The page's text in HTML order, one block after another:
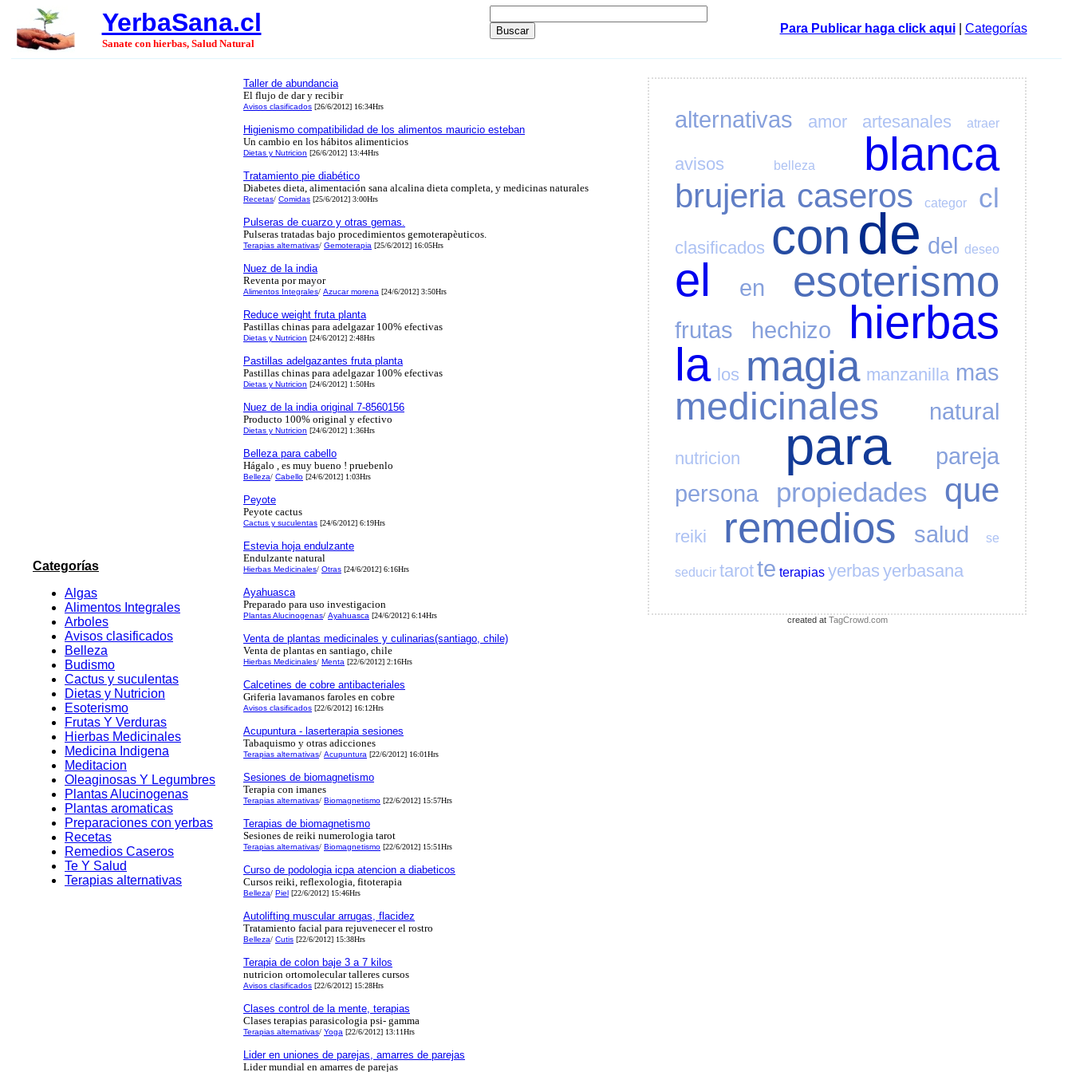
YerbaSana.cl
Sanate con hierbas, Salud Natural
Para Publicar haga click aqui| Categorías
Categorías
Algas
Alimentos Integrales
Arboles
Avisos clasificados
Belleza
Budismo
Cactus y suculentas
Dietas y Nutricion
Esoterismo
Frutas Y Verduras
Hierbas Medicinales
Medicina Indigena
Meditacion
Oleaginosas Y Legumbres
Plantas Alucinogenas
Plantas aromaticas
Preparaciones con yerbas
Recetas
Remedios Caseros
Te Y Salud
Terapias alternativas
Taller de abundancia
El flujo de dar y recibir
Avisos clasificados [26/6/2012] 16:34Hrs
Higienismo compatibilidad de los alimentos mauricio esteban
Un cambio en los hábitos alimenticios
Dietas y Nutricion [26/6/2012] 13:44Hrs
Tratamiento pie diabético
Diabetes dieta, alimentación sana alcalina dieta completa, y medicinas naturales
Recetas/ Comidas [25/6/2012] 3:00Hrs
Pulseras de cuarzo y otras gemas.
Pulseras tratadas bajo procedimientos gemoterapèuticos.
Terapias alternativas/ Gemoterapia [25/6/2012] 16:05Hrs
Nuez de la india
Reventa por mayor
Alimentos Integrales/ Azucar morena [24/6/2012] 3:50Hrs
Reduce weight fruta planta
Pastillas chinas para adelgazar 100% efectivas
Dietas y Nutricion [24/6/2012] 2:48Hrs
Pastillas adelgazantes fruta planta
Pastillas chinas para adelgazar 100% efectivas
Dietas y Nutricion [24/6/2012] 1:50Hrs
Nuez de la india original 7-8560156
Producto 100% original y efectivo
Dietas y Nutricion [24/6/2012] 1:36Hrs
Belleza para cabello
Hágalo , es muy bueno ! pruebenlo
Belleza/ Cabello [24/6/2012] 1:03Hrs
Peyote
Peyote cactus
Cactus y suculentas [24/6/2012] 6:19Hrs
Estevia hoja endulzante
Endulzante natural
Hierbas Medicinales/ Otras [24/6/2012] 6:16Hrs
Ayahuasca
Preparado para uso investigacion
Plantas Alucinogenas/ Ayahuasca [24/6/2012] 6:14Hrs
Venta de plantas medicinales y culinarias(santiago, chile)
Venta de plantas en santiago, chile
Hierbas Medicinales/ Menta [22/6/2012] 2:16Hrs
Calcetines de cobre antibacteriales
Griferia lavamanos faroles en cobre
Avisos clasificados [22/6/2012] 16:12Hrs
Acupuntura - laserterapia sesiones
Tabaquismo y otras adicciones
Terapias alternativas/ Acupuntura [22/6/2012] 16:01Hrs
Sesiones de biomagnetismo
Terapia con imanes
Terapias alternativas/ Biomagnetismo [22/6/2012] 15:57Hrs
Terapias de biomagnetismo
Sesiones de reiki numerologia tarot
Terapias alternativas/ Biomagnetismo [22/6/2012] 15:51Hrs
Curso de podologia icpa atencion a diabeticos
Cursos reiki, reflexologia, fitoterapia
Belleza/ Piel [22/6/2012] 15:46Hrs
Autolifting muscular arrugas, flacidez
Tratamiento facial para rejuvenecer el rostro
Belleza/ Cutis [22/6/2012] 15:38Hrs
Terapia de colon baje 3 a 7 kilos
nutricion ortomolecular talleres cursos
Avisos clasificados [22/6/2012] 15:28Hrs
Clases control de la mente, terapias
Clases terapias parasicologia psi- gamma
Terapias alternativas/ Yoga [22/6/2012] 13:11Hrs
Lider en uniones de parejas, amarres de parejas
Lider mundial en amarres de parejas
alternativas amor artesanales atraer
avisos belleza blanca
brujeria caseros categor cl
clasificados con de del deseo
el en esoterismo
frutas hechizo
hierbas
la los magia manzanilla mas
medicinales natural
nutricion para
pareja
persona
propiedades que
reiki remedios salud se
seducir tarotte terapias yerbas yerbasana
created at TagCrowd.com